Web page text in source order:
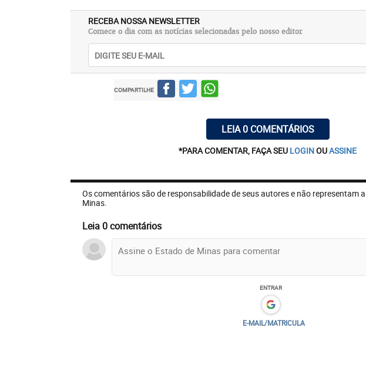
RECEBA NOSSA NEWSLETTER
Comece o dia com as notícias selecionadas pelo nosso editor
COMPARTILHE
LEIA 0 COMENTÁRIOS
*PARA COMENTAR, FAÇA SEU LOGINOUASSINE
Os comentários são de responsabilidade de seus autores e não representam
Minas.
Leia 0 comentários
ENTRAR
E-MAIL/MATRICULA